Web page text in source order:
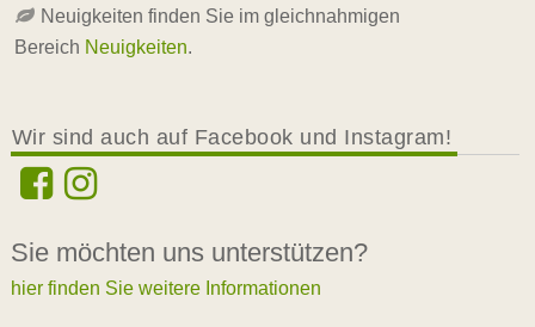
Neuigkeiten finden Sie im gleichnahmigen
Bereich Neuigkeiten.
Wir sind auch auf Facebook und Instagram!
Sie möchten uns unterstützen?
hier finden Sie weitere Informationen